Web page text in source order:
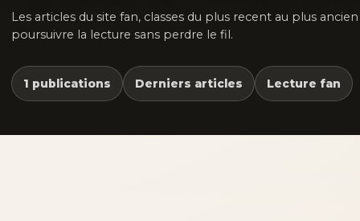
Les articles du site fan, classes du plus recent au plus
poursuivre la lecture sans perdre le fil.
1 publications Derniers articles Lecture fan